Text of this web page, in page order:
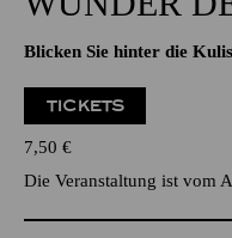
Blicken Sie hinter die
TICKETS
7,50 €
Die Veranstaltung ist vom